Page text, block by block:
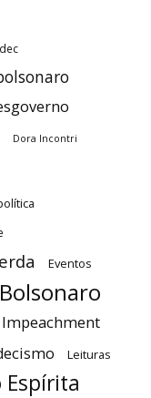
Dora Incontri
Eventos
Impeachment
Leituras